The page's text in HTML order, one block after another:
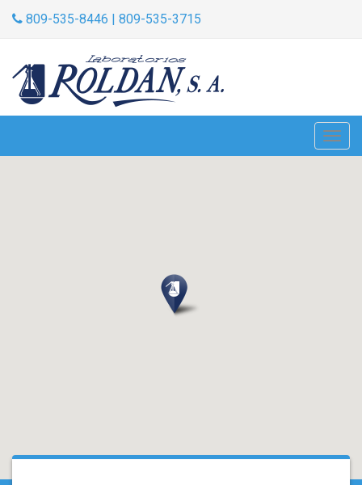
809-535-8446 | 809-535-3715